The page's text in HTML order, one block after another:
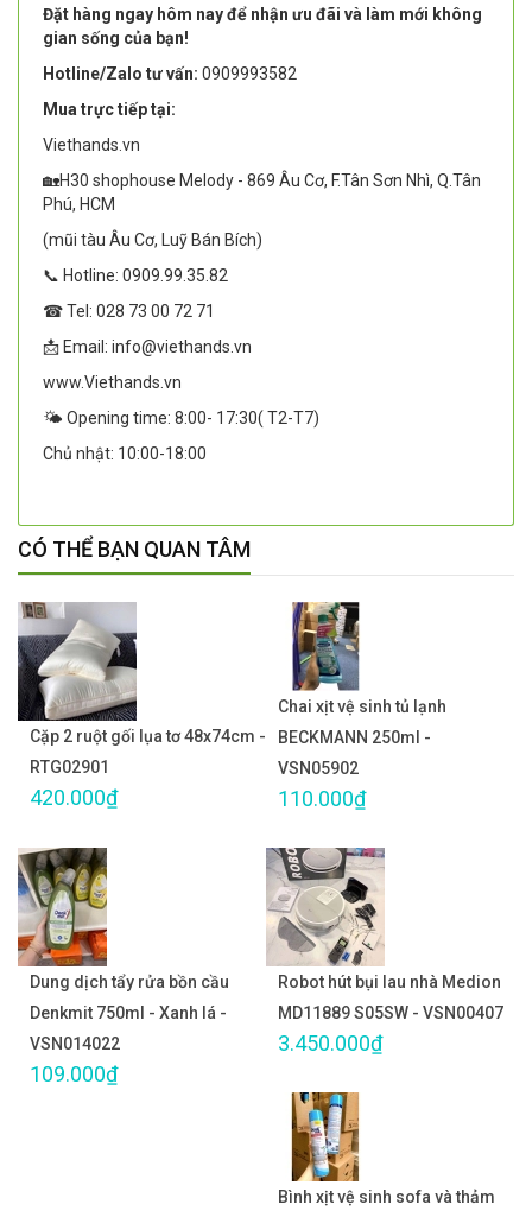
Đặt hàng ngay hôm nay để nhận ưu đãi và làm mới không
gian sống của bạn!
Hotline/Zalo tư vấn: 0909993582
Mua trực tiếp tại:
Viethands.vn
🏡H30 shophouse Melody - 869 Âu Cơ, F.Tân Sơn Nhì, Q.Tân
Phú, HCM
(mũi tàu Âu Cơ, Luỹ Bán Bích)
📞 Hotline: 0909.99.35.82
☎ Tel: 028 73 00 72 71
📩 Email: info@viethands.vn
www.Viethands.vn
🌤️ Opening time: 8:00- 17:30( T2-T7)
Chủ nhật: 10:00-18:00
CÓ THỂ BẠN QUAN TÂM
Cặp 2 ruột gối lụa tơ 48x74cm -
RTG02901
420.000₫
Chai xịt vệ sinh tủ lạnh
BECKMANN 250ml -
VSN05902
110.000₫
Dung dịch tẩy rửa bồn cầu
Denkmit 750ml - Xanh lá -
VSN014022
109.000₫
Robot hút bụi lau nhà Medion
MD11889 S05SW - VSN00407
3.450.000₫
Bình xịt vệ sinh sofa và thảm